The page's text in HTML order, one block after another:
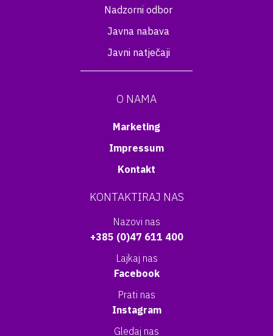
Nadzorni odbor
Javna nabava
Javni natječaji
O NAMA
Marketing
Impressum
Kontakt
KONTAKTIRAJ NAS
Nazovi nas
+385 (0)47 611 400
Lajkaj nas
Facebook
Prati nas
Instagram
Gledaj nas